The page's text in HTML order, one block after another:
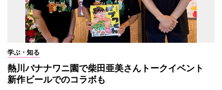
学ぶ・知る
熱川バナナワニ園で柴田亜美さんトークイベント
新作ビールでのコラボも